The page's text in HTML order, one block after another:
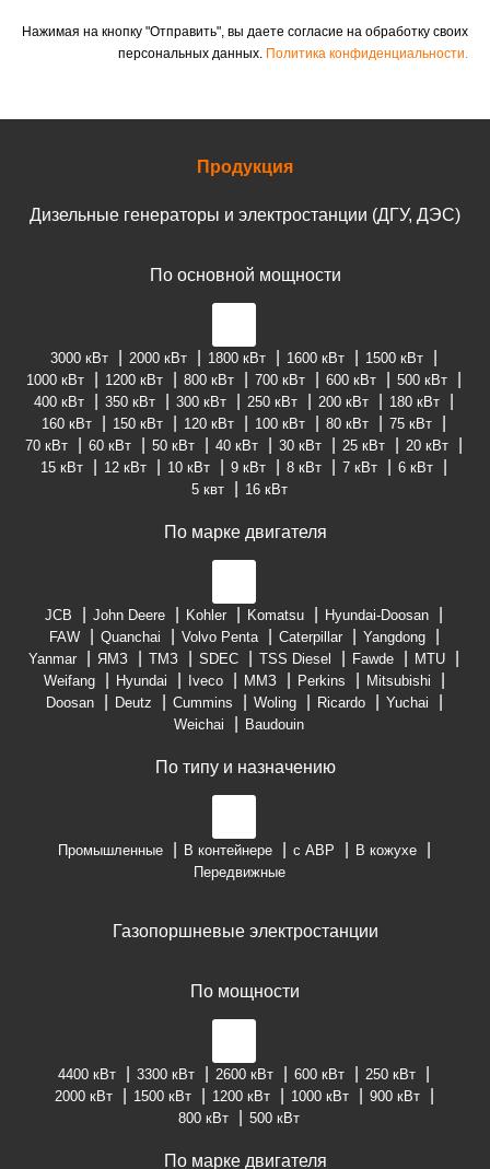
Нажимая на кнопку "Отправить", вы даете согласие на обработку своих
персональных данных. Политика конфиденциальности.
Продукция
Дизельные генераторы и электростанции (ДГУ, ДЭС)
По основной мощности
3000 кВт 2000 кВт 1800 кВт 1600 кВт
1500 кВт
1000 кВт
1200 кВт 800 кВт 700 кВт 600 кВт
500 кВт
400 кВт
350 кВт 300 кВт 250 кВт 200 кВт
180 кВт
160 кВт
150 кВт 120 кВт 100 кВт 80 кВт
75 кВт
70 кВт
60 кВт 50 кВт 40 кВт 30 кВт 25 кВт
20 кВт
15 кВт
12 кВт 10 кВт 9 кВт 8 кВт 7 кВт
6 кВт
5 квт
16 кВт
По марке двигателя
JCB John Deere Kohler Komatsu
Hyundai-Doosan
FAW
Quanchai Volvo Penta Caterpillar
Yangdong
Yanmar
ЯМЗ ТМЗ SDEC TSS Diesel Fawde
MTU
Weifang
Hyundai Iveco ММЗ Perkins
Mitsubishi
Doosan
Deutz Cummins Woling Ricardo
Yuchai
Weichai
Baudouin
По типу и назначению
Промышленные В контейнере с АВР
В кожухе
Передвижные
Газопоршневые электростанции
По мощности
4400 кВт 3300 кВт 2600 кВт 600 кВт
250 кВт
2000 кВт
1500 кВт 1200 кВт 1000 кВт
900 кВт
800 кВт
500 кВт
По марке двигателя